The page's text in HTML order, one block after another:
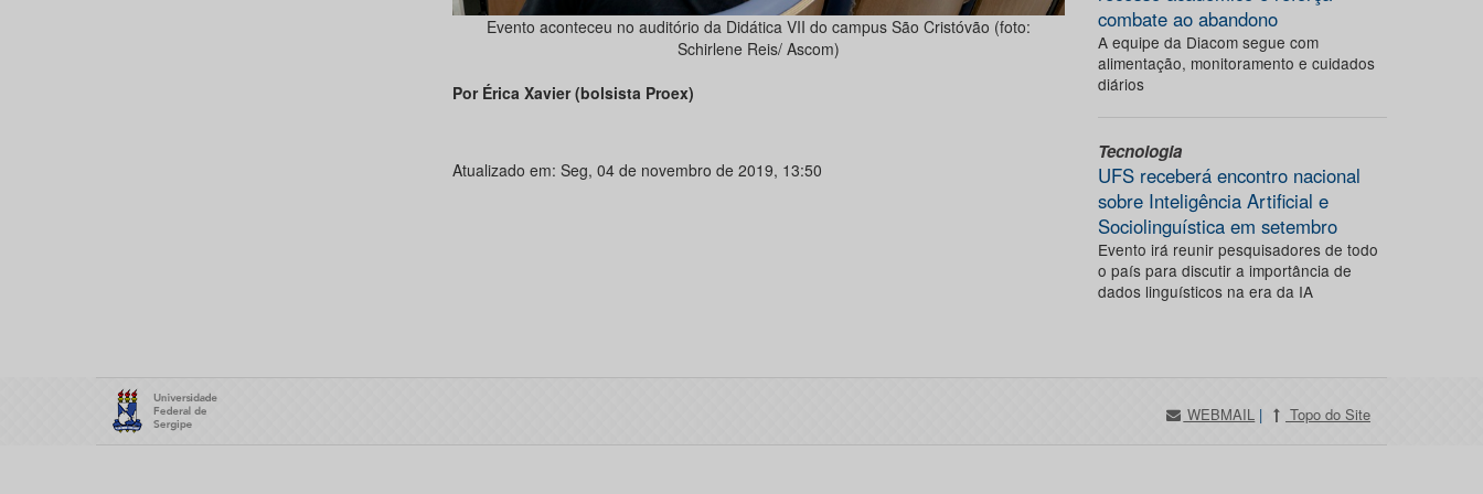
Evento aconteceu no auditório da Didática VII do campus São Cristóvão (foto:
Schirlene Reis/ Ascom)
Por Érica Xavier (bolsista Proex)
Atualizado em: Seg, 04 de novembro de 2019, 13:50
combate ao abandono
A equipe da Diacom segue com
alimentação, monitoramento e cuidados
diários
Tecnologia
UFS receberá encontro nacional
sobre Inteligência Artificial e
Sociolinguística em setembro
Evento irá reunir pesquisadores de todo
o país para discutir a importância de
dados linguísticos na era da IA
WEBMAIL | Topo do Site